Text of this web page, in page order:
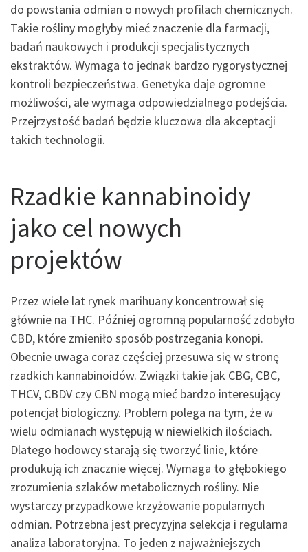
do powstania odmian o nowych profilach chemicznych.
Takie rośliny mogłyby mieć znaczenie dla farmacji,
badań naukowych i produkcji specjalistycznych
ekstraktów. Wymaga to jednak bardzo rygorystycznej
kontroli bezpieczeństwa. Genetyka daje ogromne
możliwości, ale wymaga odpowiedzialnego podejścia.
Przejrzystość badań będzie kluczowa dla akceptacji
takich technologii.
Rzadkie kannabinoidy
jako cel nowych
projektów
Przez wiele lat rynek marihuany koncentrował się
głównie na THC. Później ogromną popularność zdobyło
CBD, które zmieniło sposób postrzegania konopi.
Obecnie uwaga coraz częściej przesuwa się w stronę
rzadkich kannabinoidów. Związki takie jak CBG, CBC,
THCV, CBDV czy CBN mogą mieć bardzo interesujący
potencjał biologiczny. Problem polega na tym, że w
wielu odmianach występują w niewielkich ilościach.
Dlatego hodowcy starają się tworzyć linie, które
produkują ich znacznie więcej. Wymaga to głębokiego
zrozumienia szlaków metabolicznych rośliny. Nie
wystarczy przypadkowe krzyżowanie popularnych
odmian. Potrzebna jest precyzyjna selekcja i regularna
analiza laboratoryjna. To jeden z najważniejszych